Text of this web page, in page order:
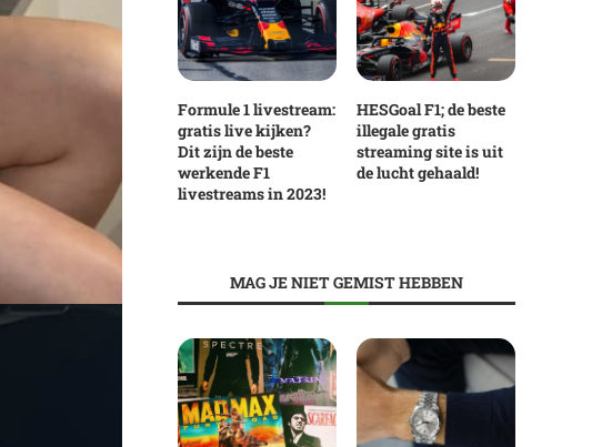
Formule 1 livestream:
gratis live kijken?
Dit zijn de beste
werkende F1
livestreams in 2023!
HESGoal F1; de beste
illegale gratis
streaming site is uit
de lucht gehaald!
MAG JE NIET GEMIST HEBBEN